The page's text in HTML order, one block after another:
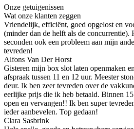
Onze getuigenissen
Wat onze klanten zeggen
Vriendelijk, efficiënt, goed opgelost en
(minder dan de helft als de concurrentie).
seconden ook een probleem aan mijn
tevreden!
Alfons Van Der Horst
Gisteren mijn box slot laten openmaken
afspraak tussen 11 en 12 uur. Meester
deur. Ik ben zeer tevreden over de
eerlijke prijs die ik heb betaald. Binnen
open en vervangen!! Ik ben super
ieder aanbevelen. Top gedaan!
Clara Sasbrink